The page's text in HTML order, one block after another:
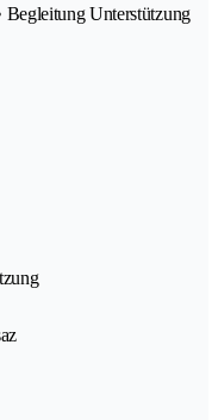
Begleitung Unterstützung